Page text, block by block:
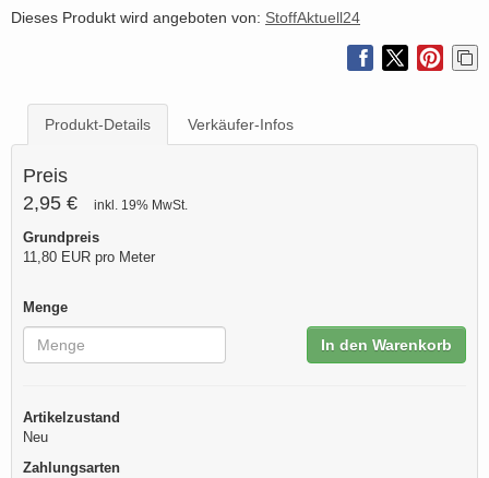
Dieses Produkt wird angeboten von: StoffAktuell24
Produkt-Details Verkäufer-Infos
Preis
2,95 €
inkl. 19% MwSt.
Grundpreis
11,80 EUR pro Meter
Menge
In den Warenkorb
Artikelzustand
Neu
Zahlungsarten